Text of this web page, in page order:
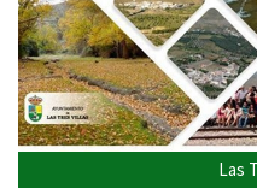
Las